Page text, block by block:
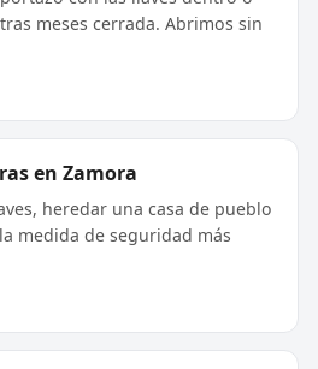
meses cerrada. Abrimos sin
en Zamora
heredar una casa de pueblo
medida de seguridad más